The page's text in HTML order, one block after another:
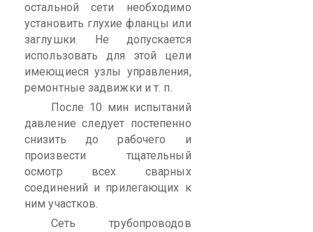
остальной сети необходимо
установить глухие фланцы или
заглушки. Не допускается
использовать для этой цели
имеющиеся узлы управления,
ремонтные задвижки и т. п.
После 10 мин испытаний
давление следует постепенно
снизить до рабочего и
произвести тщательный
осмотр всех сварных
соединений и прилегающих к
ним участков.
Сеть трубопроводов